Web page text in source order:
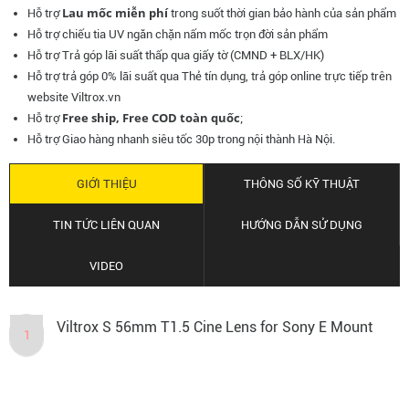
Hỗ trợ Lau mốc miễn phítrong suốt thời gian bảo hành của sản phẩm
Hỗ trợ chiếu tia UV ngăn chặn nấm mốc trọn đời sản phẩm
Hỗ trợ Trả góp lãi suất thấp qua giấy tờ (CMND + BLX/HK)
Hỗ trợ trả góp 0% lãi suất qua Thẻ tín dụng, trả góp online trực tiếp trên
website Viltrox.vn
Hỗ trợ Free ship, Free COD toàn quốc;
Hỗ trợ Giao hàng nhanh siêu tốc 30p trong nội thành Hà Nội.
GIỚI THIỆU THÔNG SỐ KỸ THUẬT
TIN TỨC LIÊN QUAN HƯỚNG DẪN SỬ DỤNG
VIDEO
1 Viltrox S 56mm T1.5 Cine Lens for Sony E Mount